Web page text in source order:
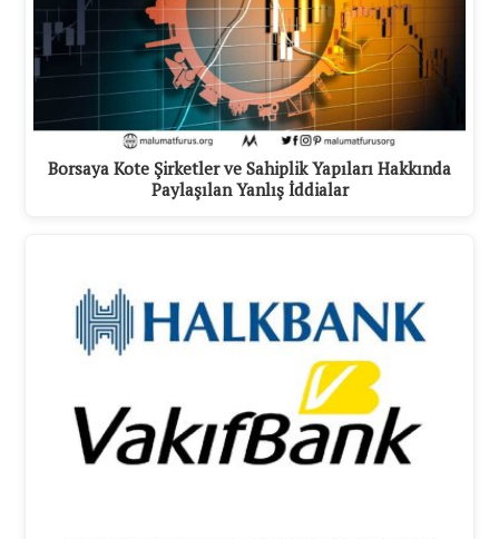
Borsaya Kote Şirketler ve Sahiplik Yapıları Hakkında
Paylaşılan Yanlış İddialar